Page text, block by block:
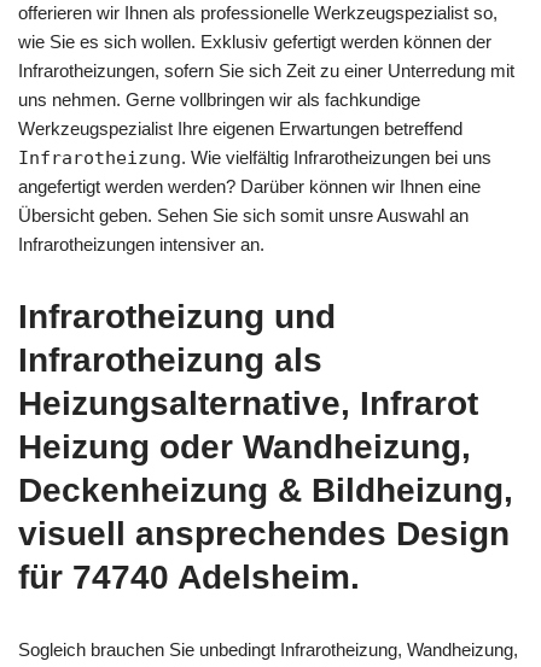
offerieren wir Ihnen als professionelle Werkzeugspezialist so,
wie Sie es sich wollen. Exklusiv gefertigt werden können der
Infrarotheizungen, sofern Sie sich Zeit zu einer Unterredung mit
uns nehmen. Gerne vollbringen wir als fachkundige
Werkzeugspezialist Ihre eigenen Erwartungen betreffend
Infrarotheizung. Wie vielfältig Infrarotheizungen bei uns
angefertigt werden werden? Darüber können wir Ihnen eine
Übersicht geben. Sehen Sie sich somit unsre Auswahl an
Infrarotheizungen intensiver an.
Infrarotheizung und
Infrarotheizung als
Heizungsalternative, Infrarot
Heizung oder Wandheizung,
Deckenheizung & Bildheizung,
visuell ansprechendes Design
für 74740 Adelsheim.
Sogleich brauchen Sie unbedingt Infrarotheizung, Wandheizung,